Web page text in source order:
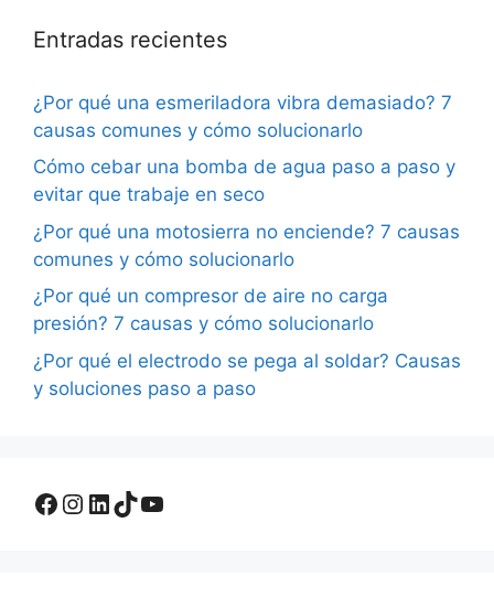
Entradas recientes
¿Por qué una esmeriladora vibra demasiado? 7
causas comunes y cómo solucionarlo
Cómo cebar una bomba de agua paso a paso y
evitar que trabaje en seco
¿Por qué una motosierra no enciende? 7 causas
comunes y cómo solucionarlo
¿Por qué un compresor de aire no carga
presión? 7 causas y cómo solucionarlo
¿Por qué el electrodo se pega al soldar? Causas
y soluciones paso a paso
Facebook
Instagram
LinkedIn
TikTok
YouTube